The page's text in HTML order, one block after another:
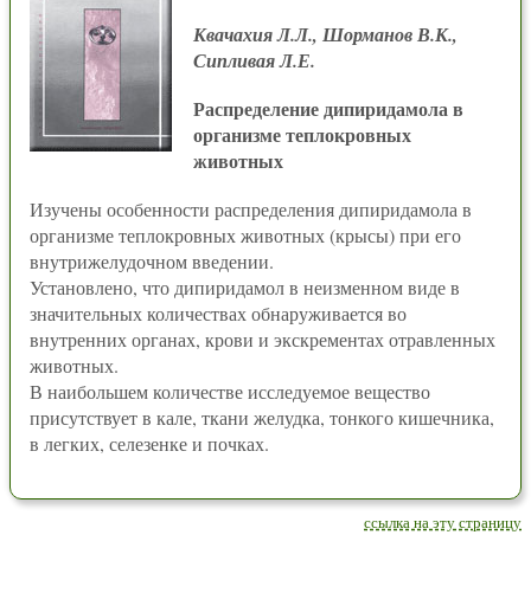
Квачахия Л.Л., Шорманов В.К.,
Сипливая Л.Е.
Распределение дипиридамола в
организме теплокровных
животных
Изучены особенности распределения дипиридамола в
организме теплокровных животных (крысы) при его
внутрижелудочном введении.
Установлено, что дипиридамол в неизменном виде в
значительных количествах обнаруживается во
внутренних органах, крови и экскрементах отравленных
животных.
В наибольшем количестве исследуемое вещество
присутствует в кале, ткани желудка, тонкого кишечника,
в легких, селезенке и почках.
ссылка на эту страницу